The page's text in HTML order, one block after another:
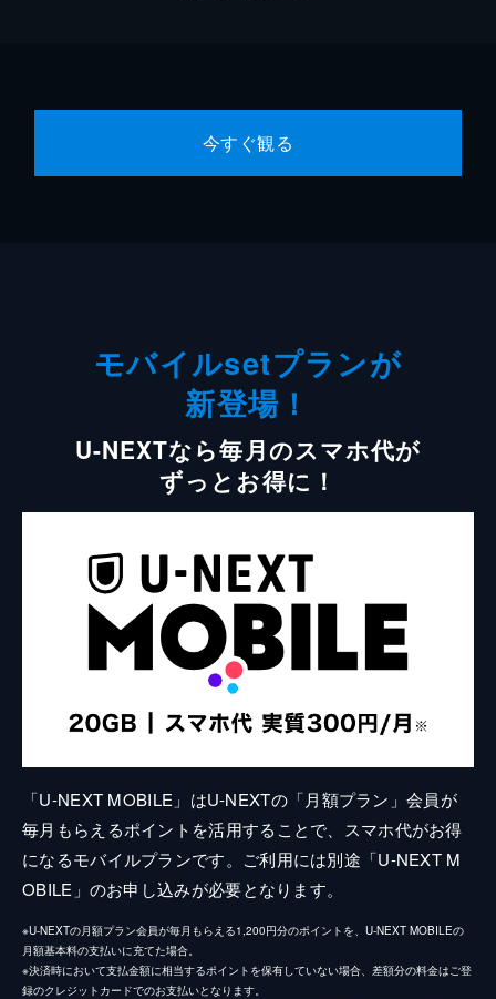
今すぐ観る
モバイルsetプランが
新登場！
U-NEXTなら毎月のスマホ代が
ずっとお得に！
「U-NEXT MOBILE」はU-NEXTの「月額プラン」会員が
毎月もらえるポイントを活用することで、スマホ代がお得
になるモバイルプランです。ご利用には別途「U-NEXT M
OBILE」のお申し込みが必要となります。
※U-NEXTの月額プラン会員が毎月もらえる1,200円分のポイントを、U-NEXT MOBILEの
月額基本料の支払いに充てた場合。
※決済時において支払金額に相当するポイントを保有していない場合、差額分の料金はご登
録のクレジットカードでのお支払いとなります。